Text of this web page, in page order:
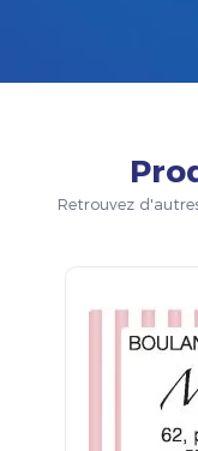
Retrouvez